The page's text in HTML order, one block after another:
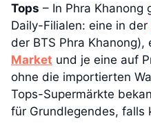
Tops – In Phra Khanong
Daily-Filialen: eine in der
der BTS Phra Khanong),
Market und je eine auf
ohne die importierten
Tops-Supermärkte
für Grundlegendes, falls